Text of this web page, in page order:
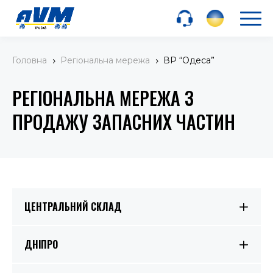
Головна 5 Регіональна мережа 5 ВР “Одеса”
РЕГІОНАЛЬНА МЕРЕЖА З
ПРОДАЖУ ЗАПАСНИХ ЧАСТИН
ЦЕНТРАЛЬНИЙ СКЛАД
ДНІПРО